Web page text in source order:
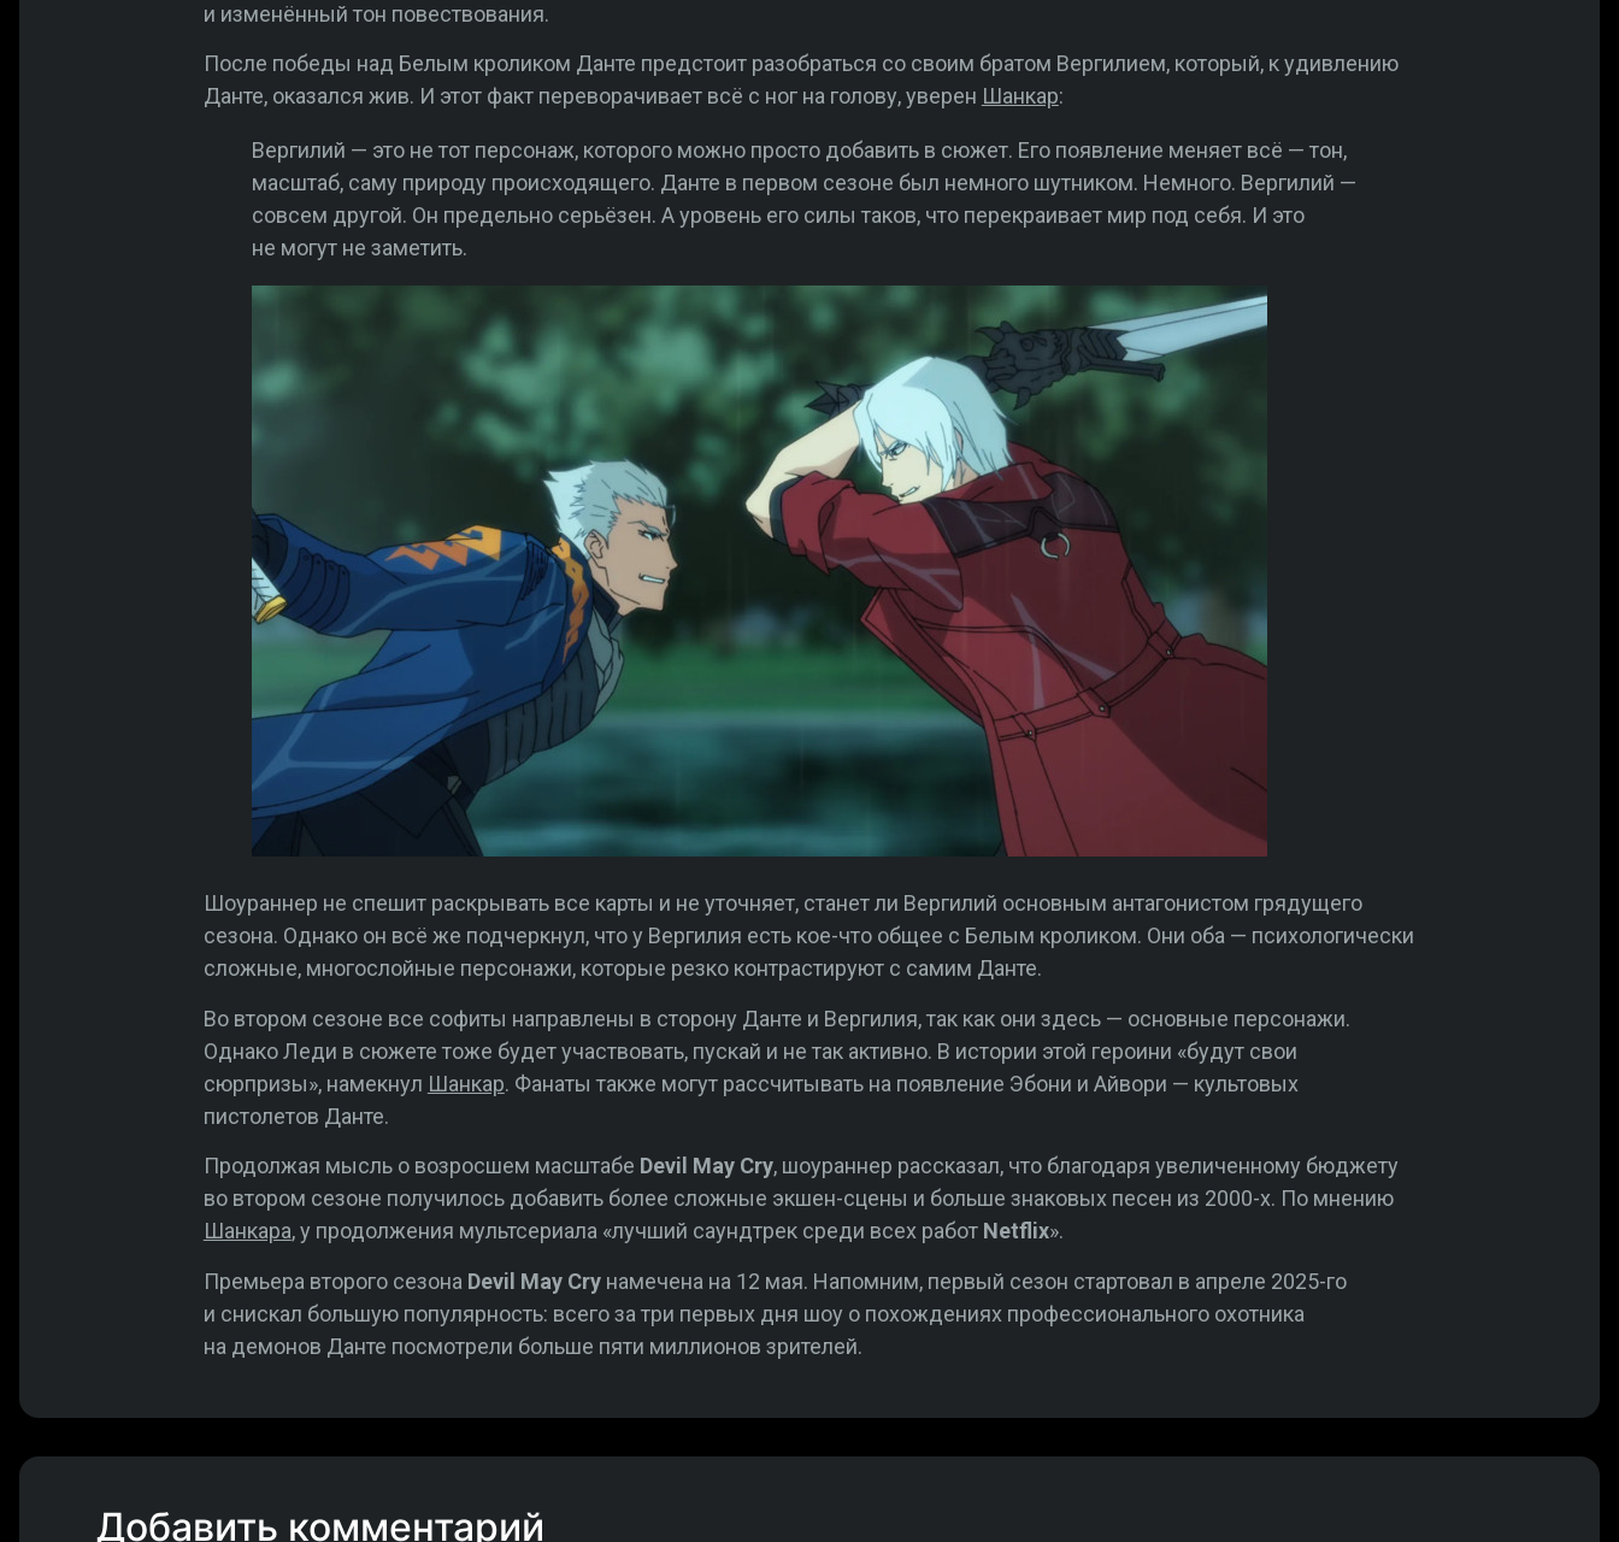
и изменённый тон повествования.
После победы над Белым кроликом Данте предстоит разобраться со своим братом Вергилием, который, к удивлению
Данте, оказался жив. И этот факт переворачивает всё с ног на голову, уверен Шанкар:
Вергилий — это не тот персонаж, которого можно просто добавить в сюжет. Его появление меняет всё — тон,
масштаб, саму природу происходящего. Данте в первом сезоне был немного шутником. Немного. Вергилий —
совсем другой. Он предельно серьёзен. А уровень его силы таков, что перекраивает мир под себя. И это
не могут не заметить.
Шоураннер не спешит раскрывать все карты и не уточняет, станет ли Вергилий основным антагонистом грядущего
сезона. Однако он всё же подчеркнул, что у Вергилия есть кое-что общее с Белым кроликом. Они оба — психологически
сложные, многослойные персонажи, которые резко контрастируют с самим Данте.
Во втором сезоне все софиты направлены в сторону Данте и Вергилия, так как они здесь — основные персонажи.
Однако Леди в сюжете тоже будет участвовать, пускай и не так активно. В истории этой героини «будут свои
сюрпризы», намекнул Шанкар. Фанаты также могут рассчитывать на появление Эбони и Айвори — культовых
пистолетов Данте.
Продолжая мысль о возросшем масштабе Devil May Cry, шоураннер рассказал, что благодаря увеличенному бюджету
во втором сезоне получилось добавить более сложные экшен-сцены и больше знаковых песен из 2000-х. По мнению
Шанкара, у продолжения мультсериала «лучший саундтрек среди всех работ Netflix».
Премьера второго сезона Devil May Cryнамечена на 12 мая. Напомним, первый сезон стартовал в апреле 2025-го
и снискал большую популярность: всего за три первых дня шоу о похождениях профессионального охотника
на демонов Данте посмотрели больше пяти миллионов зрителей.
Добавить комментарий